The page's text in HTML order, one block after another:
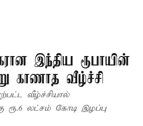
இந்திய ரூபாயின்
காணாத வீழ்ச்சி
ரூ.6 லட்சம் கோடி இழப்பு